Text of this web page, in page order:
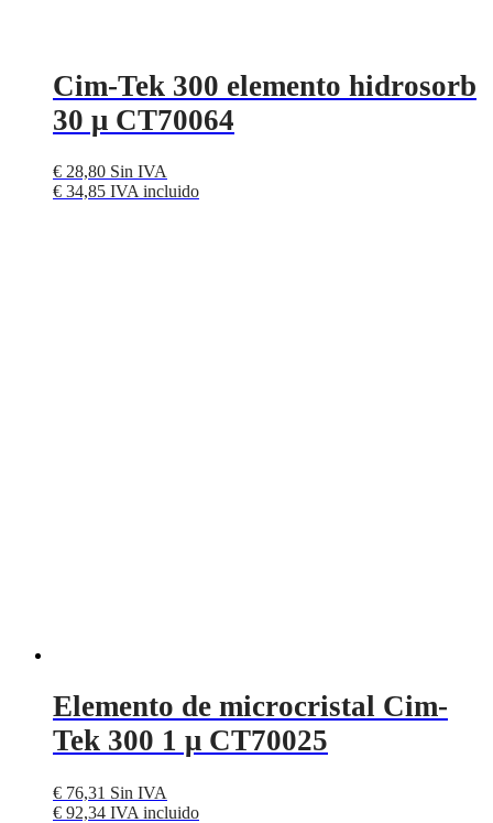
Cim-Tek 300 elemento hidrosorb
30 μ CT70064
€ 28,80 Sin IVA
€ 34,85 IVA incluido
Elemento de microcristal Cim-
Tek 300 1 μ CT70025
€ 76,31 Sin IVA
€ 92,34 IVA incluido